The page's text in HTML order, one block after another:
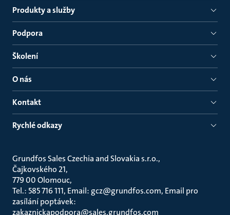
Produkty a služby
Podpora
Školení
O nás
Kontakt
Rychlé odkazy
Grundfos Sales Czechia and Slovakia s.r.o.
Čajkovského 21
779 00 Olomouc
Tel.: 585 716 111, Email: gcz@grundfos.com, Email pro
zasílání poptávek:
zakaznickapodpora@sales.grundfos.com